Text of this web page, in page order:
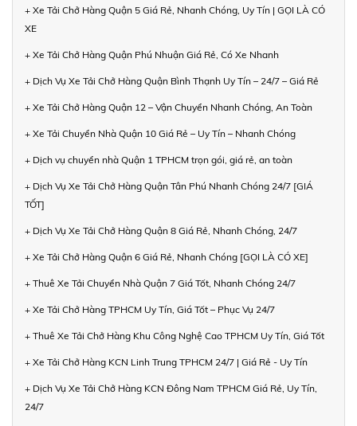
+ Xe Tải Chở Hàng Quận 5 Giá Rẻ, Nhanh Chóng, Uy Tín | GỌI LÀ CÓ
XE
+ Xe Tải Chở Hàng Quận Phú Nhuận Giá Rẻ, Có Xe Nhanh
+ Dịch Vụ Xe Tải Chở Hàng Quận Bình Thạnh Uy Tín – 24/7 – Giá Rẻ
+ Xe Tải Chở Hàng Quận 12 – Vận Chuyển Nhanh Chóng, An Toàn
+ Xe Tải Chuyển Nhà Quận 10 Giá Rẻ – Uy Tín – Nhanh Chóng
+ Dịch vụ chuyển nhà Quận 1 TPHCM trọn gói, giá rẻ, an toàn
+ Dịch Vụ Xe Tải Chở Hàng Quận Tân Phú Nhanh Chóng 24/7 [GIÁ
TỐT]
+ Dịch Vụ Xe Tải Chở Hàng Quận 8 Giá Rẻ, Nhanh Chóng, 24/7
+ Xe Tải Chở Hàng Quận 6 Giá Rẻ, Nhanh Chóng [GỌI LÀ CÓ XE]
+ Thuê Xe Tải Chuyển Nhà Quận 7 Giá Tốt, Nhanh Chóng 24/7
+ Xe Tải Chở Hàng TPHCM Uy Tín, Giá Tốt – Phục Vụ 24/7
+ Thuê Xe Tải Chở Hàng Khu Công Nghệ Cao TPHCM Uy Tín, Giá Tốt
+ Xe Tải Chở Hàng KCN Linh Trung TPHCM 24/7 | Giá Rẻ - Uy Tín
+ Dịch Vụ Xe Tải Chở Hàng KCN Đông Nam TPHCM Giá Rẻ, Uy Tín,
24/7